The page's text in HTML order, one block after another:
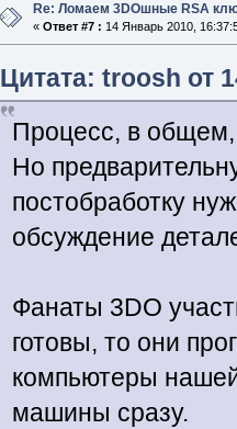
Re: Ломаем 3DOшные RSA
« Ответ #7 : 14 Январь 2010,
Цитата: troosh от
Процесс, в
Но
постобработку
обсуждение
Фанаты 3DO
готовы, то они
компьютеры
машины сразу.